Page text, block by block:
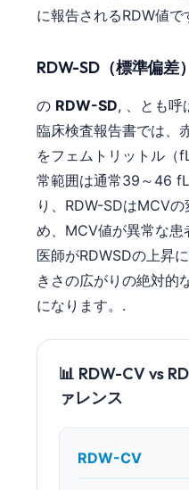
に報告されるRDW値で
RDW-SD（標準偏差）
の RDW-SD, 、とも呼
臨床検査報告書では、
をフェムトリットル（
常範囲は通常39～46
り、RDW-SDはMCV
め、MCV値が異常な患
医師がRDWSDの上昇
きさの広がりの絶対的
になります。.
📊 RDW-CV vs
ァレンス
RDW-CV